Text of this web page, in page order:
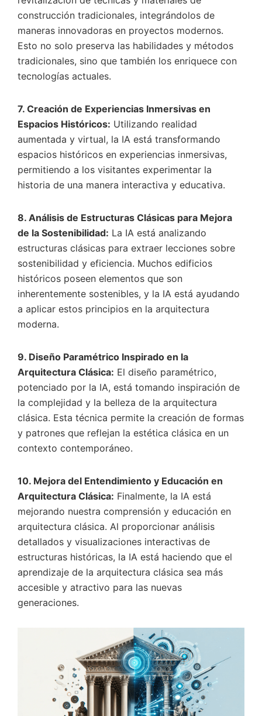
construcción tradicionales, integrándolos de
maneras innovadoras en proyectos modernos.
Esto no solo preserva las habilidades y métodos
tradicionales, sino que también los enriquece con
tecnologías actuales.
7. Creación de Experiencias Inmersivas en
Espacios Históricos: Utilizando realidad
aumentada y virtual, la IA está transformando
espacios históricos en experiencias inmersivas,
permitiendo a los visitantes experimentar la
historia de una manera interactiva y educativa.
8. Análisis de Estructuras Clásicas para Mejora
de la Sostenibilidad: La IA está analizando
estructuras clásicas para extraer lecciones sobre
sostenibilidad y eficiencia. Muchos edificios
históricos poseen elementos que son
inherentemente sostenibles, y la IA está ayudando
a aplicar estos principios en la arquitectura
moderna.
9. Diseño Paramétrico Inspirado en la
Arquitectura Clásica: El diseño paramétrico,
potenciado por la IA, está tomando inspiración de
la complejidad y la belleza de la arquitectura
clásica. Esta técnica permite la creación de formas
y patrones que reflejan la estética clásica en un
contexto contemporáneo.
10. Mejora del Entendimiento y Educación en
Arquitectura Clásica: Finalmente, la IA está
mejorando nuestra comprensión y educación en
arquitectura clásica. Al proporcionar análisis
detallados y visualizaciones interactivas de
estructuras históricas, la IA está haciendo que el
aprendizaje de la arquitectura clásica sea más
accesible y atractivo para las nuevas
generaciones.